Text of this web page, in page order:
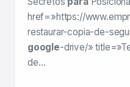
href=»https://
restaurar-copia-de-
google-drive/»
de…